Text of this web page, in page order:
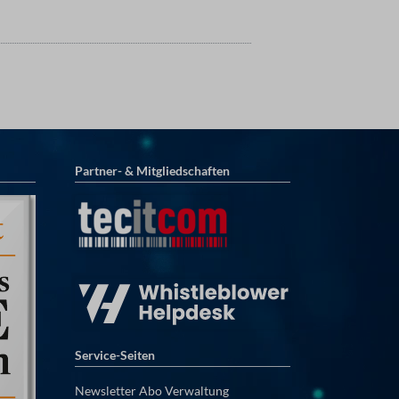
Partner- & Mitgliedschaften
Service-Seiten
Newsletter Abo Verwaltung